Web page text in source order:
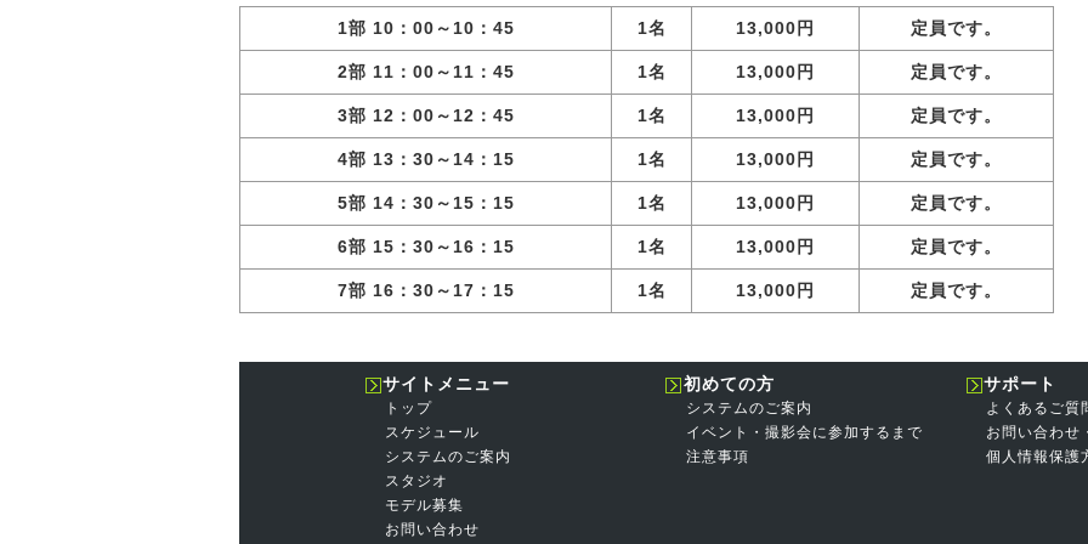
1部 10：00～10：45
1名 13,000円 定員です。
2部 11：00～11：45 1名 13,000円 定員です。
3部 12：00～12：45 1名 13,000円 定員です。
4部 13：30～14：15 1名 13,000円 定員です。
5部 14：30～15：15 1名 13,000円 定員です。
6部 15：30～16：15 1名 13,000円 定員です。
7部 16：30～17：15 1名 13,000円 定員です。
サイトメニュー
トップ
スケジュール
システムのご案内
スタジオ
モデル募集
お問い合わせ
初めての方
システムのご案内
イベント・撮影会に参加するまで
注意事項
サポート
よくあるご質
お問い合わせ
個人情報保護